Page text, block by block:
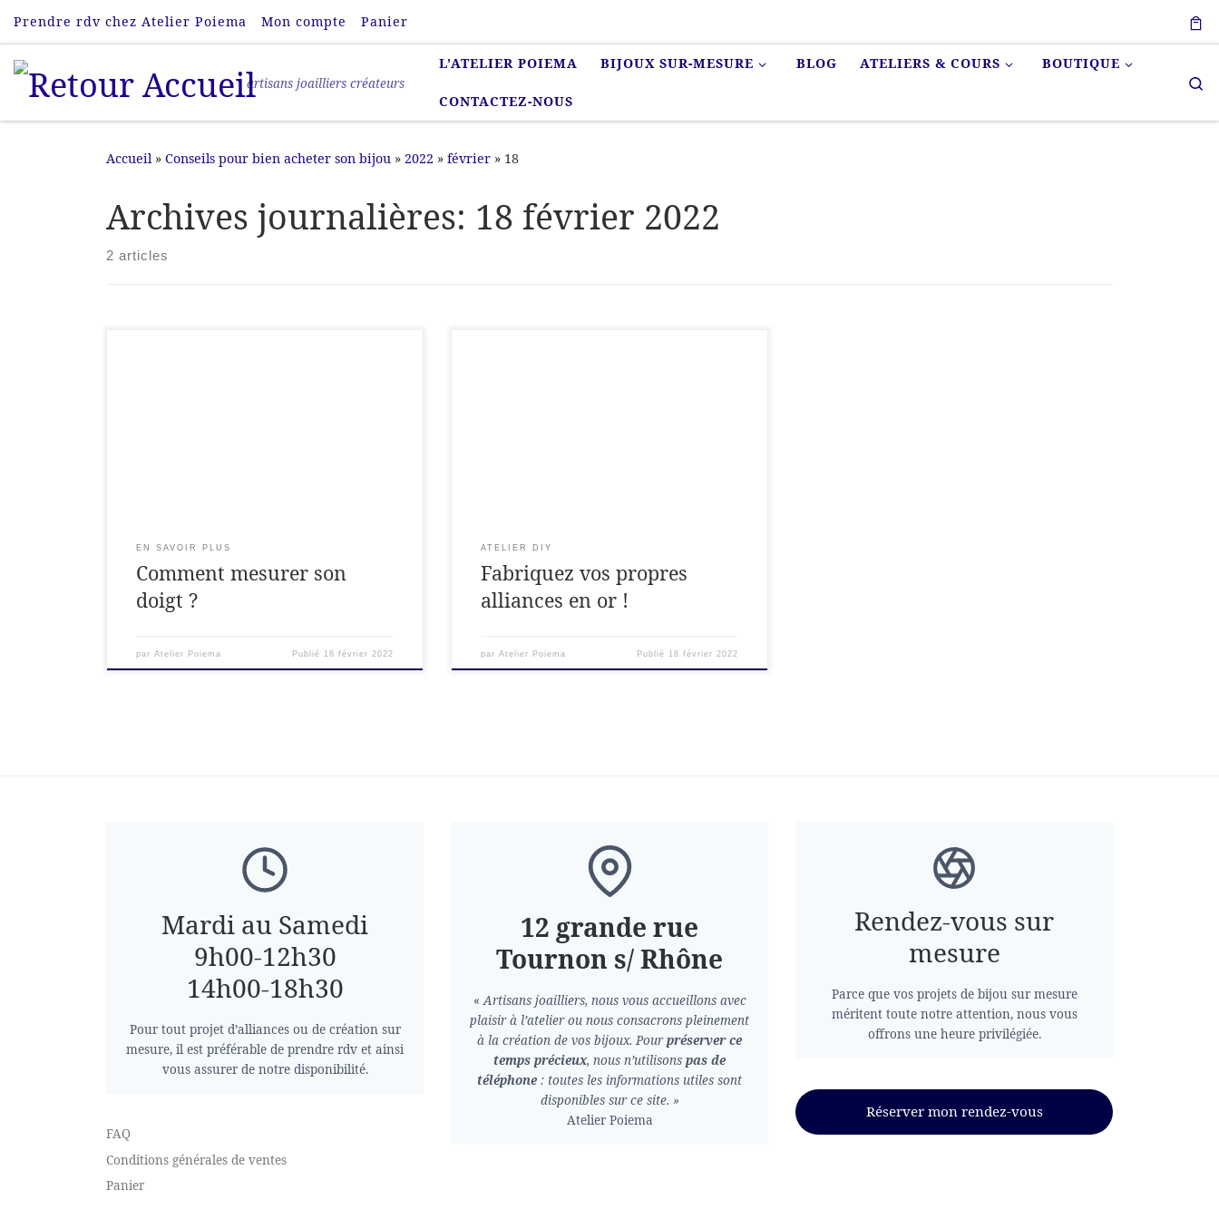
Passer au contenu
Prendre rdv chez Atelier Poiema Mon compte Panier
artisans joailliers créateurs
L’ATELIER POIEMA BIJOUX SUR-MESURE BLOG ATELIERS & COURS BOUTIQUE
CONTACTEZ-NOUS
Accueil » Conseils pour bien acheter son bijou » 2022 » février » 18
Archives journalières: 18 février 2022
2 articles
EN SAVOIR PLUS
Comment mesurer son
doigt ?
parAtelier Poiema Publié 18 février 2022
ATELIER DIY
Fabriquez vos propres
alliances en or !
parAtelier Poiema Publié 18 février 2022
Mardi au Samedi
9h00-12h30
14h00-18h30
Pour tout projet d’alliances ou de création sur
mesure, il est préférable de prendre rdv et ainsi
vous assurer de notre disponibilité.
FAQ
Conditions générales de ventes
Panier
12 grande rue
Tournon s/ Rhône
«Artisans joailliers, nous vous accueillons avec
plaisir à l’atelier ou nous consacrons pleinement
à la création de vos bijoux. Pourpréserver ce
temps précieux, nous n’utilisons pas de
téléphone : toutes les informations utiles sont
disponibles sur ce site. »
Atelier Poiema
Rendez-vous sur
mesure
Parce que vos projets de bijou sur mesure
méritent toute notre attention, nous vous
offrons une heure privilégiée.
Réserver mon rendez-vous